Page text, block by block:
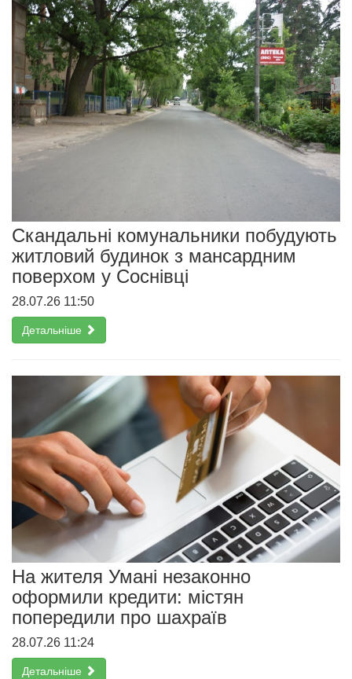
Скандальні комунальники побудують
житловий будинок з мансардним
поверхом у Соснівці
28.07.26 11:50
Детальніше
На жителя Умані незаконно
оформили кредити: містян
попередили про шахраїв
28.07.26 11:24
Детальніше